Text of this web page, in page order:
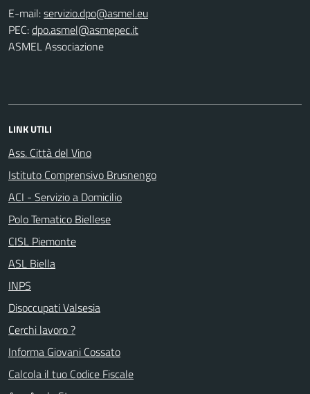
E-mail:
PEC:
ASMEL Associazione
LINK UTILI
Ass. Città del Vino
Istituto Comprensivo Brusnengo
ACI - Servizio a Domicilio
Polo Tematico Biellese
CISL Piemonte
ASL Biella
INPS
Disoccupati Valsesia
Cerchi lavoro ?
Informa Giovani Cossato
Calcola il tuo Codice Fiscale